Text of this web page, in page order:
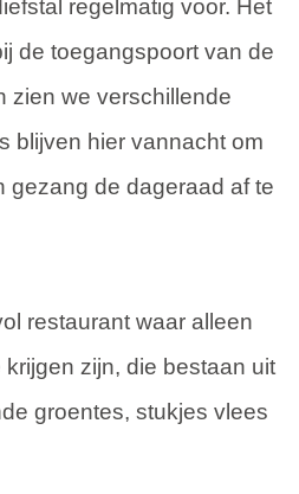
regelmatig voor. Het
de toegangspoort van de
zien we verschillende
blijven hier vannacht om
gezang de dageraad af te
restaurant waar alleen
zijn, die bestaan uit
groentes, stukjes vlees